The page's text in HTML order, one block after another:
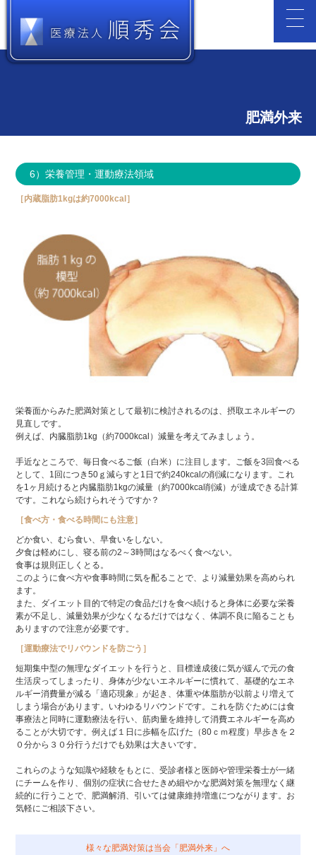
肥満外来
6）栄養管理・運動療法領域
［内蔵脂肪1kgは約7000kcal］
栄養面からみた肥満対策として最初に検討されるのは、摂取エネルギーの
見直しです。
例えば、内臓脂肪1kg（約7000kcal）減量を考えてみましょう。
手近なところで、毎日食べるご飯（白米）に注目します。ご飯を3回食べる
として、1回につき50ｇ減らすと1日で約240kcalの削減になります。これ
を1ヶ月続けると内臓脂肪1kgの減量（約7000kcal削減）が達成できる計算
です。これなら続けられそうですか？
［食べ方・食べる時間にも注意］
どか食い、むら食い、早食いをしない。
夕食は軽めにし、寝る前の2～3時間はなるべく食べない。
食事は規則正しくとる。
このように食べ方や食事時間に気を配ることで、より減量効果を高められ
ます。
また、ダイエット目的で特定の食品だけを食べ続けると身体に必要な栄養
素が不足し、減量効果が少なくなるだけではなく、体調不良に陥ることも
ありますので注意が必要です。
［運動療法でリバウンドを防ごう］
短期集中型の無理なダイエットを行うと、目標達成後に気が緩んで元の食
生活戻ってしまったり、身体が少ないエネルギーに慣れて、基礎的なエネ
ルギー消費量が減る「適応現象」が起き、体重や体脂肪が以前より増えて
しまう場合があります。いわゆるリバウンドです。これを防ぐためには食
事療法と同時に運動療法を行い、筋肉量を維持して消費エネルギーを高め
ることが大切です。例えば１日に歩幅を広げた（80ｃｍ程度）早歩きを２
０分から３０分行うだけでも効果は大きいです。
これらのような知識や経験をもとに、受診者様と医師や管理栄養士が一緒
にチームを作り、個別の症状に合せたきめ細やかな肥満対策を無理なく継
続的に行うことで、肥満解消、引いては健康維持増進につながります。お
気軽にご相談下さい。
様々な肥満対策は当会「肥満外来」へ